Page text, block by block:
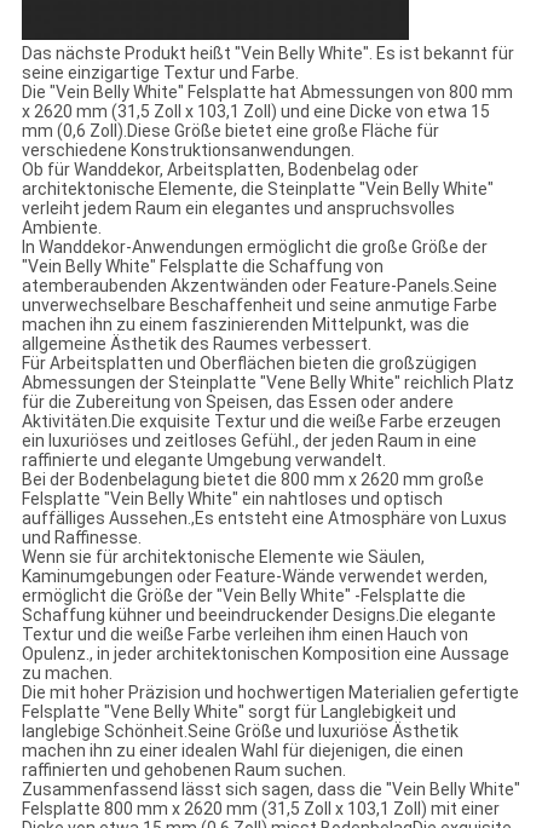
Das nächste Produkt heißt "Vein Belly White". Es ist bekannt für
seine einzigartige Textur und Farbe.
Die "Vein Belly White" Felsplatte hat Abmessungen von 800 mm
x 2620 mm (31,5 Zoll x 103,1 Zoll) und eine Dicke von etwa 15
mm (0,6 Zoll).Diese Größe bietet eine große Fläche für
verschiedene Konstruktionsanwendungen.
Ob für Wanddekor, Arbeitsplatten, Bodenbelag oder
architektonische Elemente, die Steinplatte "Vein Belly White"
verleiht jedem Raum ein elegantes und anspruchsvolles
Ambiente.
In Wanddekor-Anwendungen ermöglicht die große Größe der
"Vein Belly White" Felsplatte die Schaffung von
atemberaubenden Akzentwänden oder Feature-Panels.Seine
unverwechselbare Beschaffenheit und seine anmutige Farbe
machen ihn zu einem faszinierenden Mittelpunkt, was die
allgemeine Ästhetik des Raumes verbessert.
Für Arbeitsplatten und Oberflächen bieten die großzügigen
Abmessungen der Steinplatte "Vene Belly White" reichlich Platz
für die Zubereitung von Speisen, das Essen oder andere
Aktivitäten.Die exquisite Textur und die weiße Farbe erzeugen
ein luxuriöses und zeitloses Gefühl., der jeden Raum in eine
raffinierte und elegante Umgebung verwandelt.
Bei der Bodenbelagung bietet die 800 mm x 2620 mm große
Felsplatte "Vein Belly White" ein nahtloses und optisch
auffälliges Aussehen.,Es entsteht eine Atmosphäre von Luxus
und Raffinesse.
Wenn sie für architektonische Elemente wie Säulen,
Kaminumgebungen oder Feature-Wände verwendet werden,
ermöglicht die Größe der "Vein Belly White" -Felsplatte die
Schaffung kühner und beeindruckender Designs.Die elegante
Textur und die weiße Farbe verleihen ihm einen Hauch von
Opulenz., in jeder architektonischen Komposition eine Aussage
zu machen.
Die mit hoher Präzision und hochwertigen Materialien gefertigte
Felsplatte "Vene Belly White" sorgt für Langlebigkeit und
langlebige Schönheit.Seine Größe und luxuriöse Ästhetik
machen ihn zu einer idealen Wahl für diejenigen, die einen
raffinierten und gehobenen Raum suchen.
Zusammenfassend lässt sich sagen, dass die "Vein Belly White"
Felsplatte 800 mm x 2620 mm (31,5 Zoll x 103,1 Zoll) mit einer